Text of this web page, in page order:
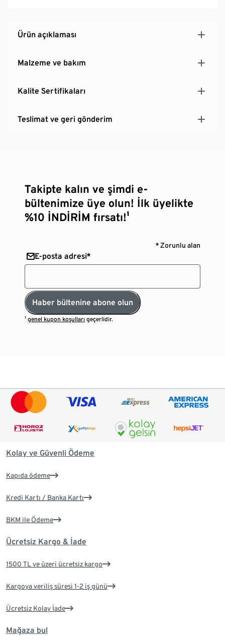
Ürün açıklaması
Malzeme ve bakım
Kalite Sertifikaları
Teslimat ve geri gönderim
Takipte kalın ve şimdi e-
bültenimize üye olun! İlk üyelikte
%10 İNDİRİM fırsatı!¹
* Zorunlu alan
E-posta adresi*
Haber bültenine abone olun
¹genel kupon koşulları geçerlidir.
Kolay ve Güvenli Ödeme
Kapıda ödeme
Kredi Kartı / Banka Kartı
BKM ile Ödeme
Ücretsiz Kargo & İade
1500 TL ve üzeri ücretsiz kargo
Kargoya veriliş süresi 1-2 iş günü
Ücretsiz Kolay İade
Mağaza bul